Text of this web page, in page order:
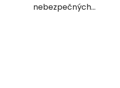
nebezpečných...